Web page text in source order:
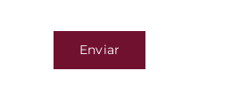
Enviar